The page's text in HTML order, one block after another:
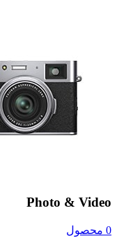
Photo & Video
0 محصول